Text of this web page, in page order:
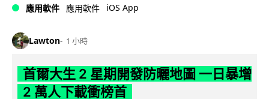
應用軟件 應用軟件 iOS App
Lawton 1 小時
首爾大生 2 星期開發防曬地圖 一日暴增
2 萬人下載衝榜首